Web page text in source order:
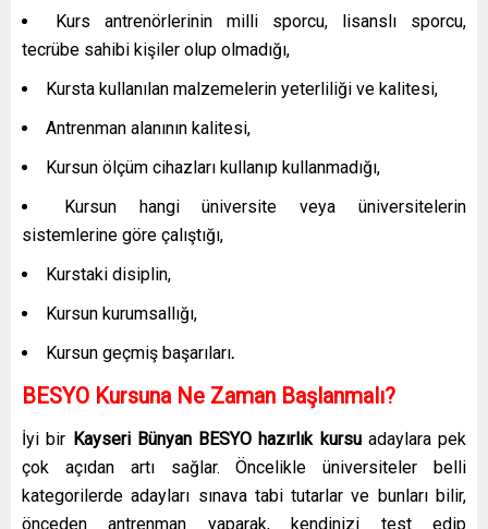
Kurs antrenörlerinin milli sporcu, lisanslı sporcu,
tecrübe sahibi kişiler olup olmadığı,
Kursta kullanılan malzemelerin yeterliliği ve kalitesi,
Antrenman alanının kalitesi,
Kursun ölçüm cihazları kullanıp kullanmadığı,
Kursun hangi üniversite veya üniversitelerin
sistemlerine göre çalıştığı,
Kurstaki disiplin,
Kursun kurumsallığı,
Kursun geçmiş başarıları.
BESYO Kursuna Ne Zaman Başlanmalı?
İyi bir Kayseri Bünyan BESYO hazırlık kursu adaylara pek
çok açıdan artı sağlar. Öncelikle üniversiteler belli
kategorilerde adayları sınava tabi tutarlar ve bunları bilir,
önceden antrenman yaparak, kendinizi test edip